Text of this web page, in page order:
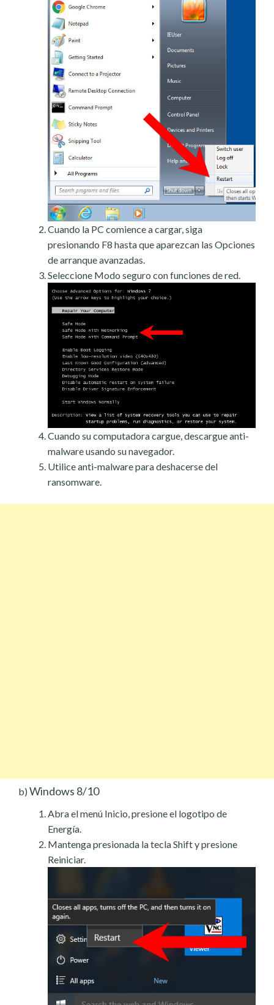
Cuando la PC comience a cargar, siga
presionando F8 hasta que aparezcan las Opciones
de arranque avanzadas.
Seleccione Modo seguro con funciones de red.
Cuando su computadora cargue, descargue anti-
malware usando su navegador.
Utilice anti-malware para deshacerse del
ransomware.
b) Windows 8/10
Abra el menú Inicio, presione el logotipo de
Energía.
Mantenga presionada la tecla Shift y presione
Reiniciar.